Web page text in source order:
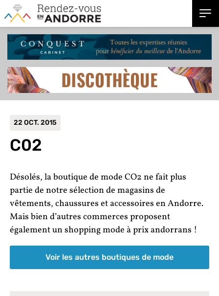
22 OCT. 2015
C02
Désolés, la boutique de mode CO2 ne fait plus
partie de notre sélection de magasins de
vêtements, chaussures et accessoires en Andorre.
Mais bien d’autres commerces proposent
également un shopping mode à prix andorrans !
Voir les autres boutiques de mode